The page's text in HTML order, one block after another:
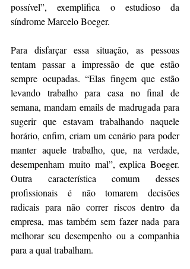
possível”, exemplifica o estudioso da
síndrome Marcelo Boeger.
Para disfarçar essa situação, as pessoas
tentam passar a impressão de que estão
sempre ocupadas. “Elas fingem que estão
levando trabalho para casa no final de
semana, mandam emails de madrugada para
sugerir que estavam trabalhando naquele
horário, enfim, criam um cenário para poder
manter aquele trabalho, que, na verdade,
desempenham muito mal”, explica Boeger.
Outra característica comum desses
profissionais é não tomarem decisões
radicais para não correr riscos dentro da
empresa, mas também sem fazer nada para
melhorar seu desempenho ou a companhia
para a qual trabalham.